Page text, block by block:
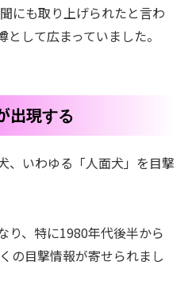
にも取り上げられたと言わ
して広まっていました。
出現する
、いわゆる「人面犬」を目撃
り、特に1980年代後半から
の目撃情報が寄せられまし